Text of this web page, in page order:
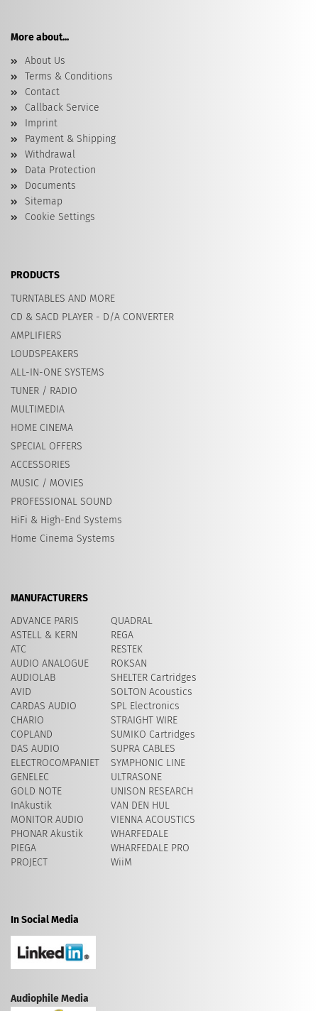
More about...
About Us
Terms & Conditions
Contact
Callback Service
Imprint
Payment & Shipping
Withdrawal
Data Protection
Documents
Sitemap
Cookie Settings
PRODUCTS
TURNTABLES AND MORE
CD & SACD PLAYER - D/A CONVERTER
AMPLIFIERS
LOUDSPEAKERS
ALL-IN-ONE SYSTEMS
TUNER / RADIO
MULTIMEDIA
HOME CINEMA
SPECIAL OFFERS
ACCESSORIES
MUSIC / MOVIES
PROFESSIONAL SOUND
HiFi & High-End Systems
Home Cinema Systems
MANUFACTURERS
ADVANCE PARIS
ASTELL & KERN
ATC
AUDIO ANALOGUE
AUDIOLAB
AVID
CARDAS AUDIO
CHARIO
COPLAND
DAS AUDIO
ELECTROCOMPANIET
GENELEC
GOLD NOTE
InAkustik
MONITOR AUDIO
PHONAR Akustik
PIEGA
PROJECT
QUADRAL
REGA
RESTEK
ROKSAN
SHELTER Cartridges
​SOLTON Acoustics
SPL Electronics
STRAIGHT WIRE
SUMIKO Cartridges
SUPRA CABLES
SYMPHONIC LINE
ULTRASONE
UNISON RESEARCH
VAN DEN HUL
VIENNA ACOUSTICS
WHARFEDALE
WHARFEDALE PRO
WiiM
In Social Media
Audiophile Media